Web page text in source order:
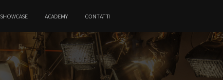
SHOWCASE ACADEMY CONTATTI